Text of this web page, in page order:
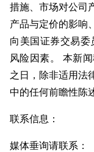
措施、市场对公司
产品与定价的影响
向美国证券交易
风险因素。 本新
之日，除非适用法
中的任何前瞻性陈
联系信息：
媒体垂询请联系：